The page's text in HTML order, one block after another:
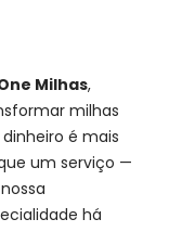
Milhas,
milhas
é mais
um serviço —
há